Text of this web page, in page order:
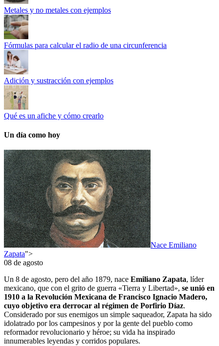
Metales y no metales con ejemplos
Fórmulas para calcular el radio de una circunferencia
Adición y sustracción con ejemplos
Qué es un afiche y cómo crearlo
Un día como hoy
Nace Emiliano
Zapata">
08 de agosto
Un 8 de agosto, pero del año 1879, nace Emiliano Zapata, líder
mexicano, que con el grito de guerra «Tierra y Libertad», se unió en
1910 a la Revolución Mexicana de Francisco Ignacio Madero,
cuyo objetivo era derrocar al régimen de Porfirio Díaz.
Considerado por sus enemigos un simple saqueador, Zapata ha sido
idolatrado por los campesinos y por la gente del pueblo como
reformador revolucionario y héroe; su vida ha inspirado
innumerables leyendas y corridos populares.